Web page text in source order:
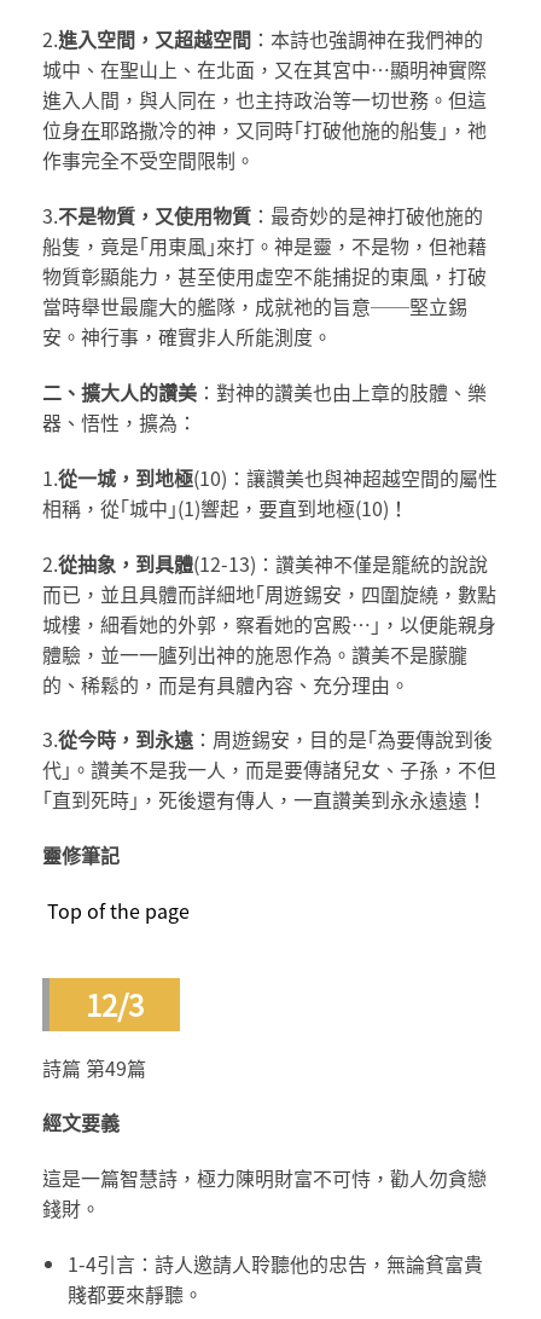
2.進入空間，又超越空間 ：本詩也強調神在我們神的
城中、在聖山上、在北面，又在其宮中…顯明神實際
進入人間，與人同在，也主持政治等一切世務。但這
位身在耶路撒冷的神，又同時｢打破他施的船隻｣，祂
作事完全不受空間限制。
3.不是物質，又使用物質 ：最奇妙的是神打破他施的
船隻，竟是｢用東風｣來打。神是靈，不是物，但祂藉
物質彰顯能力，甚至使用虛空不能捕捉的東風，打破
當時舉世最龐大的艦隊，成就祂的旨意──堅立錫
安。神行事，確實非人所能測度。
二、擴大人的讚美 ：對神的讚美也由上章的肢體、樂
器、悟性，擴為：
1.從一城，到地極(10)：讓讚美也與神超越空間的屬性
相稱，從｢城中｣(1)響起，要直到地極(10)！
2.從抽象，到具體(12-13)：讚美神不僅是籠統的說說
而已，並且具體而詳細地｢周遊錫安，四圍旋繞，數點
城樓，細看她的外郭，察看她的宮殿…｣，以便能親身
體驗，並一一臚列出神的施恩作為。讚美不是朦朧
的、稀鬆的，而是有具體內容、充分理由。
3.從今時，到永遠 ：周遊錫安，目的是｢為要傳說到後
代｣。讚美不是我一人，而是要傳諸兒女、子孫，不但
｢直到死時｣，死後還有傳人，一直讚美到永永遠遠！
靈修筆記
Top of the page
12/3
詩篇 第49篇
經文要義
這是一篇智慧詩，極力陳明財富不可恃，勸人勿貪戀
錢財。
1-4引言：詩人邀請人聆聽他的忠告，無論貧富貴
賤都要來靜聽。